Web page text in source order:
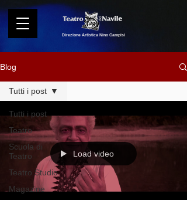
Direzione Artistica Nino Campisi
Blog
Tutti i post
Teatro
Scuola di
Teatro
Teatro Studio
Magazine
Tutti i post
Load video